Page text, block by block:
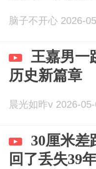
脑子不开心 2026-
王嘉男一
历史新篇章
晨光如昨v 2026-
30厘米差
回了丢失39